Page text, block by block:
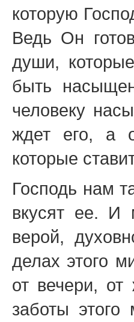
которую
Ведь Он
души,
быть
человеку
ждет его, а
которые
Господь нам
вкусят ее. И
верой,
делах этого
от вечери,
заботы